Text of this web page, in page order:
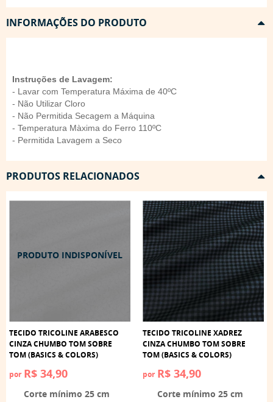
INFORMAÇÕES DO PRODUTO
Instruções de Lavagem:
- Lavar com Temperatura Máxima de 40ºC
- Não Utilizar Cloro
- Não Permitida Secagem a Máquina
- Temperatura Màxima do Ferro 110ºC
- Permitida Lavagem a Seco
PRODUTOS RELACIONADOS
TECIDO TRICOLINE ARABESCO
CINZA CHUMBO TOM SOBRE
TOM (BASICS & COLORS)
por R$ 34,90
Corte mínimo 25 cm
TECIDO TRICOLINE XADREZ
CINZA CHUMBO TOM SOBRE
TOM (BASICS & COLORS)
por R$ 34,90
Corte mínimo 25 cm